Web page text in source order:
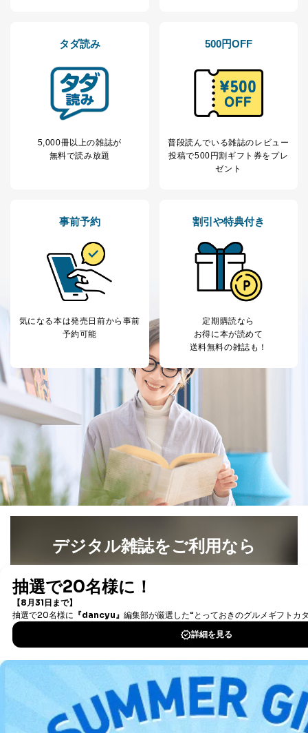
人情報
当社カスタマーQ＆
Aサービス利用者
ｅメール等によるカスタマーQ＆A
サイトのサービス内容のご案内の
ス、キャンペーン等の広告に関す
るご案内のため
採用選考、ご連絡のため
6
パートナー（提携
により当社の
定期購読サービス
等をご利用の方の
個人情報
購入商品配送のため
た商品の発売元企業からのｅメー
ル等による商品、
サービス、キャンペーン等の広告
SNS公式アカウン
当社のサービス利用状況の把握お
お問い合わせ対応、トラブル対
処、オペレーター教育など応対品
質向上のため
その他当社のプライバシーポリシ
ー等にて公表する利用目的達成の
ため
※上記の利用目的のうちNo.1～5については保有個人デ
ータ（開示対象個人情報）の利用目的であり、下記4.の
開示等のご請求に対応させていただきます。
なお、6、7については、パートナー（提携企業）様又は
各SNS運営会社様にご請求いただきますようお願い致し
ます。
３．個人情報の第三者提供について
本人の同意を得ることなく第三者に提供することはあり
ません。ただし、次の場合は除きます。
人の生命､身体または財産の保護のために必要がある
場合であって、本人の同意を得ることが困難であると
き。
公衆衛生の向上または児童の健全な育成の推進のため
に特に必要がある場合であって、本人の同意を得るこ
とが困難である場合。
国の機関もしくは地方公共団体またはその委託を受け
た者が法令の定める事務を遂行することに対して協力
する必要がある場合であって、本人の同意を得ること
により当該事務の遂行に支障を及ぼすおそれがあると
き。
上記２．の利用目的を実施するために守秘義務を結ん
タダ読み
5,000冊以上の雑誌が
無料で読み放題
500円OFF
普段読んでいる雑誌のレビュー
投稿で500円割ギフト券をプレ
ゼント
事前予約
気になる本は発売日前から事前
予約可能
割引や特典付き
定期購読なら
お得に本が読めて
送料無料の雑誌も！
デジタル雑誌をご利用なら
書籍）が無料で読み放題！
DOWNLOAD FOR IOS
DOWNLOAD FOR ANDROID
ご利用方法はこちら